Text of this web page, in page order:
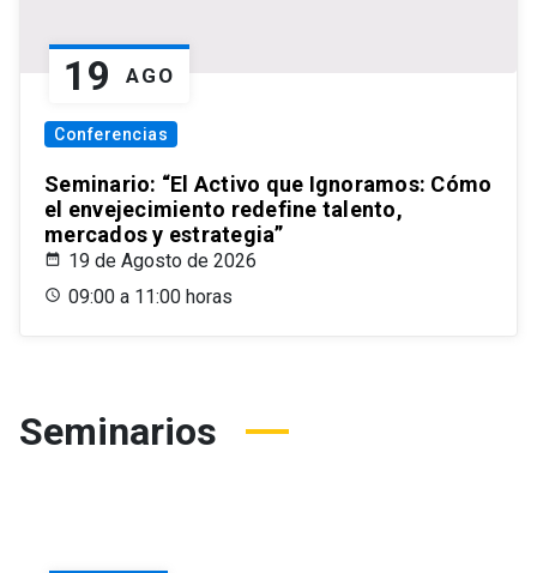
19 AGO
Conferencias
Seminario: “El Activo que Ignoramos: Cómo
el envejecimiento redefine talento,
mercados y estrategia”
19 de Agosto de 2026
09:00 a 11:00 horas
Seminarios